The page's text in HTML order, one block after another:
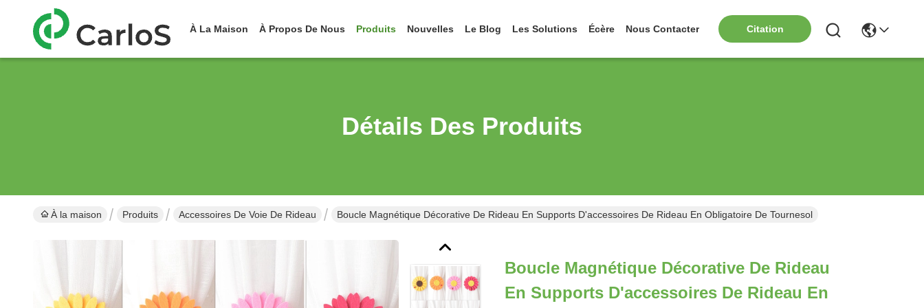
À La Maison À Propos De Nous Produits Nouvelles Le Blog Les Solutions Écère Nous Contacter Citation
Détails Des Produits
À la maison Produits Accessoires De Voie De Rideau Boucle Magnétique Décorative De Rideau En Supports D'accessoires De Rideau En Obligatoire De Tournesol
Boucle Magnétique Décorative De Rideau
En Supports D'accessoires De Rideau En